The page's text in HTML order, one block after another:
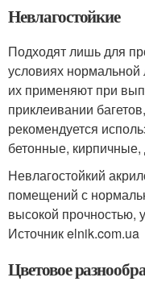
Невлагостойкие
Подходят лишь для
условиях нормальной
их применяют при
приклеивании
рекомендуется
бетонные,
Невлагостойкий
помещений с
высокой прочностью,
Источник elnik.com.ua
Цветовое